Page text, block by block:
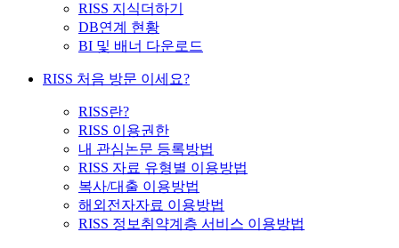
RISS 지식더하기
DB연계 현황
BI 및 배너 다운로드
RISS 처음 방문 이세요?
RISS란?
RISS 이용권한
내 관심논문 등록방법
RISS 자료 유형별 이용방법
복사/대출 이용방법
해외전자자료 이용방법
RISS 정보취약계층 서비스 이용방법